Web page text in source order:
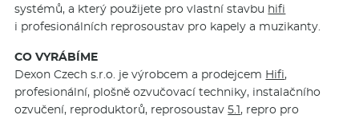
systémů, a který použijete pro vlastní stavbu hifi
i profesionálních reprosoustav pro kapely a muzikanty.
CO VYRÁBÍME
Dexon Czech s.r.o. je výrobcem a prodejcem Hifi,
profesionální, plošně ozvučovací techniky, instalačního
ozvučení, reproduktorů, reprosoustav5.1, repro pro